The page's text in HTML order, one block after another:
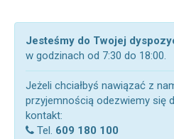
Jesteśmy do Twojej
w godzinach od 7:30 do 18:00.
Jeżeli chciałbyś nawiązać z
przyjemnością odezwiemy się
kontakt:
Tel. 609 180 100